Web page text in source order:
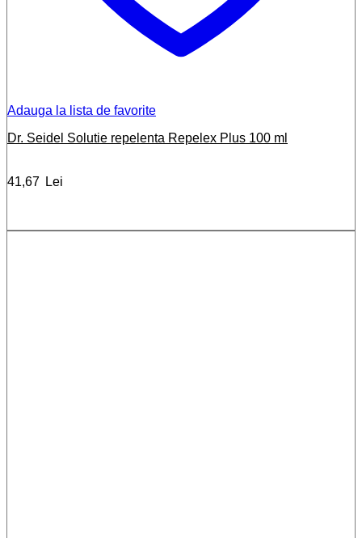
Adauga la lista de favorite
Dr. Seidel Solutie repelenta Repelex Plus 100 ml
41,67 Lei